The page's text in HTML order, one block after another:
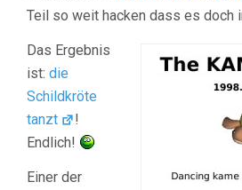
Teil so weit hacken dass es doch
Das Ergebnis
ist: die
Schildkröte
tanzt
!
Endlich!
Einer der